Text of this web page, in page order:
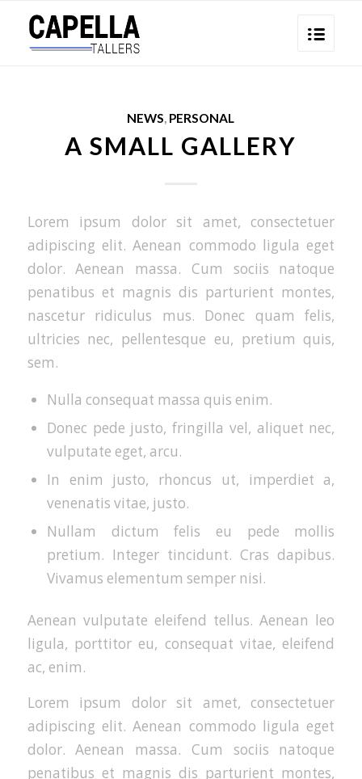
NEWS, PERSONAL
A SMALL GALLERY
Lorem ipsum dolor sit amet, consectetuer
adipiscing elit. Aenean commodo ligula eget
dolor. Aenean massa. Cum sociis natoque
penatibus et magnis dis parturient montes,
nascetur ridiculus mus. Donec quam felis,
ultricies nec, pellentesque eu, pretium quis,
sem.
Nulla consequat massa quis enim.
Donec pede justo, fringilla vel, aliquet nec,
vulputate eget, arcu.
In enim justo, rhoncus ut, imperdiet a,
venenatis vitae, justo.
Nullam dictum felis eu pede mollis
pretium. Integer tincidunt. Cras dapibus.
Vivamus elementum semper nisi.
Aenean vulputate eleifend tellus. Aenean leo
ligula, porttitor eu, consequat vitae, eleifend
ac, enim.
Lorem ipsum dolor sit amet, consectetuer
adipiscing elit. Aenean commodo ligula eget
dolor. Aenean massa. Cum sociis natoque
penatibus et magnis dis parturient montes,